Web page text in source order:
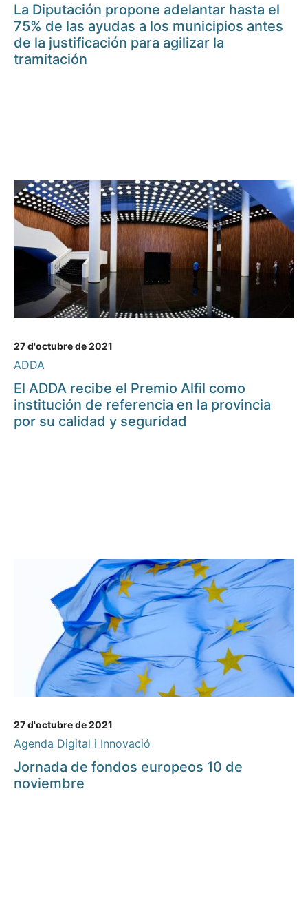
La Diputación propone adelantar hasta el
75% de las ayudas a los municipios antes
de la justificación para agilizar la
tramitación
27 d'octubre de 2021
ADDA
El ADDA recibe el Premio Alfil como
institución de referencia en la provincia
por su calidad y seguridad
27 d'octubre de 2021
Agenda Digital i Innovació
Jornada de fondos europeos 10 de
noviembre